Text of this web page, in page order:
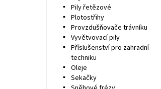
Pily řetězové
Plotostřihy
Provzdušňovače trávníku
Vyvětvovací pily
Příslušenství pro zahradní
techniku
Oleje
Sekačky